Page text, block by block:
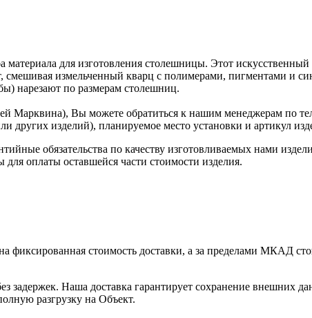
для изготовления столешницы. Этот искусственный
измельченный кварц с полимерами, пигментами и
нарезают по размерам столешниц.
Марквина), Вы можете обратиться к нашим менеджерам по
изделий), планируемое место установки и артикул
обязательства по качеству изготовливаемых нами
оплаты оставшейся части стоимости изделия.
стоимость доставки, а за пределами МКАД
задержек. Наша доставка гарантирует сохранение внешних
разгрузку на Объект.